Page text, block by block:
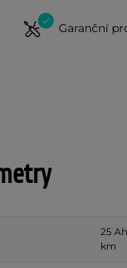
Garanční
25
km